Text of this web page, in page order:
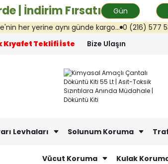
| İndirim Fırsatı Gün
yerine aynı günde kargo... 0 (216) 577 53 43
Kıyafet Teklifi İste
Bize Ulaşın
Levhaları Solunum Koruma
Vücut Koruma Kulak